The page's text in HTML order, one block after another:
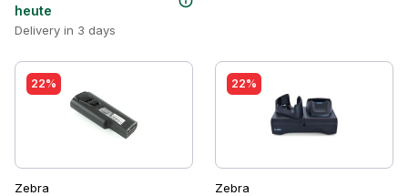
heute
Delivery in 3 days
22%
Zebra
22%
Zebra